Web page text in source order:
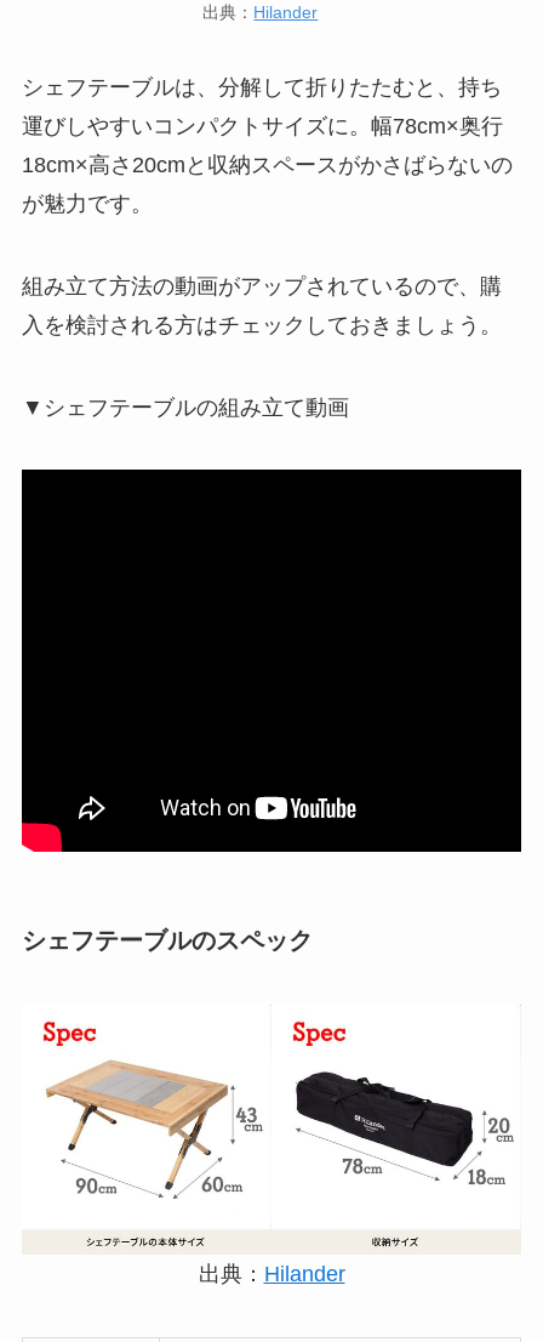
出典： Hilander
シェフテーブルは、分解して折りたたむと、持ち
運びしやすいコンパクトサイズに。幅78cm×奥行
18cm×高さ20cmと収納スペースがかさばらないの
が魅力です。
組み立て方法の動画がアップされているので、購
入を検討される方はチェックしておきましょう。
▼シェフテーブルの組み立て動画
シェフテーブルのスペック
出典： Hilander